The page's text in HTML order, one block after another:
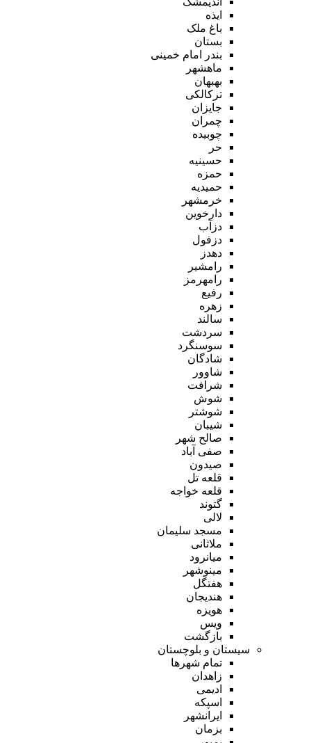
ایذه
باغ ملک
بستان
بندر امام خمینی
ماهشهر
بهبهان
ترکالکی
جایزان
چمران
چوبیده
حر
حسینیه
حمزه
حمیدیه
خرمشهر
دارخوین
دزآب
دزفول
دهدز
رامشیر
رامهرمز
رفیع
زهره
سالند
سردشت
سوسنگرد
شادگان
شاوور
شرافت
شوش
شوشتر
شیبان
صالح شهر
صفی آباد
صیدون
قلعه تل
قلعه خواجه
گتوند
لالی
مسجد سلیمان
ملاثانی
میانرود
مینوشهر
هفتگل
هندیجان
هویزه
ویس
بازگشت
سیستان و بلوچستان
تمام شهر‌ها
زاهدان
ادیمی
اسپکه
ایرانشهر
بزمان